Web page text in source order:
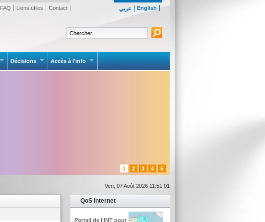
عربي English
Contact
Liens utiles
FAQ
Décisions Accès à l'info
1 2 3 4 5
Ven, 07 Août 2026 11:51:01
QoS Internet
Portail de l'INT pour